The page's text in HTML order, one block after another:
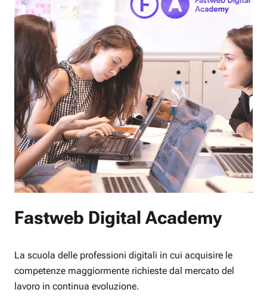
Fastweb Digital Academy
La scuola delle professioni digitali in cui acquisire le
competenze maggiormente richieste dal mercato del
lavoro in continua evoluzione.